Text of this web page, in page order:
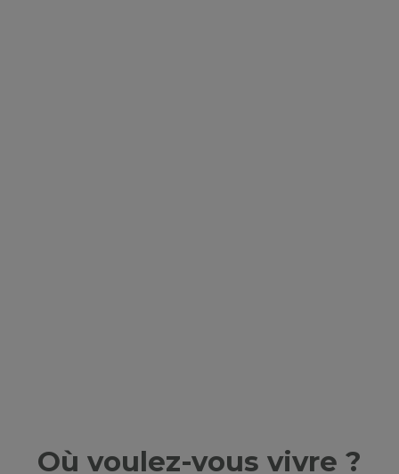
Où voulez-vous vivre ?